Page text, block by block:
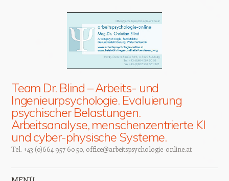
Team Dr. Blind – Arbeits- und
Ingenieurpsychologie. Evaluierung
psychischer Belastungen.
Arbeitsanalyse, menschenzentrierte KI
und cyber-physische Systeme.
Tel. +43 (0)664 957 60 50, office@arbeitspsychologie-online.at